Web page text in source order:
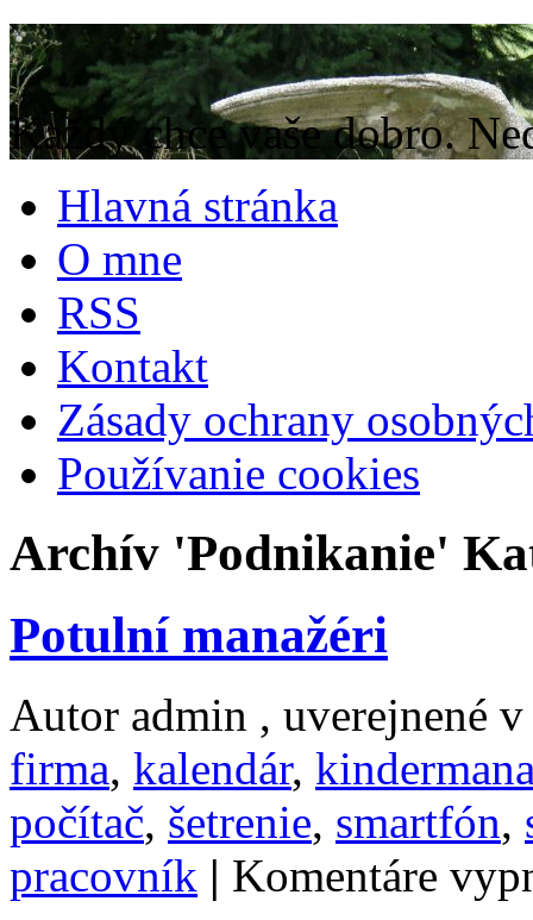
Každý chce vaše dobro.
Hlavná stránka
O mne
RSS
Kontakt
Zásady ochrany
Používanie cookies
Archív 'Podnikanie'
Potulní manažéri
Autor admin , uverejnené
firma, kalendár,
počítač, šetrenie, smartfón,
pracovník | Komentáre